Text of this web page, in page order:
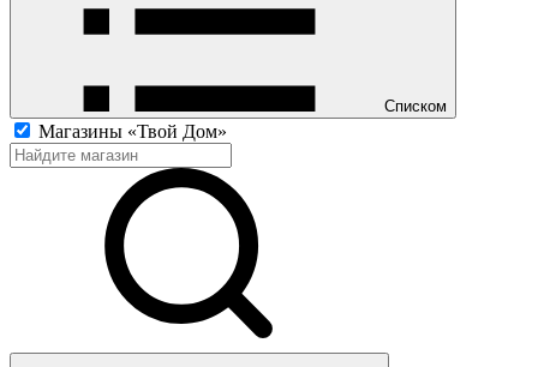
Списком
Магазины «Твой Дом»